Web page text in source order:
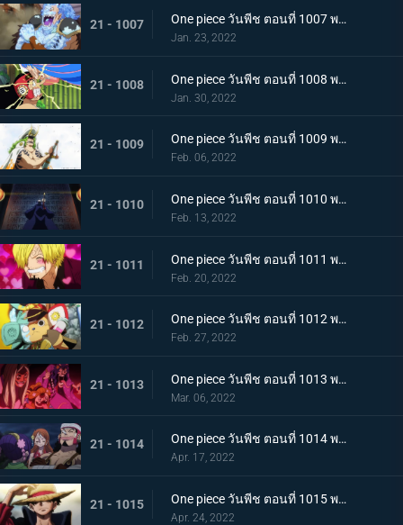
21 - 1007 One piece วันพีช ตอนที่ 1007 พากย์ไทย การไล่ล่าของโซโล! อสูรน้ำแข็ง in เกมไล่จับ
Jan. 23, 2022
21 - 1008 One piece วันพีช ตอนที่ 1008 พากย์ไทย นามิยอมจำนน ท่าเฮดบลัดของอุลติ
Jan. 30, 2022
21 - 1009 One piece วันพีช ตอนที่ 1009 พากย์ไทย ซาซากิรุกหนัก หน่วยรบหุ้มเกราะปะทะยามาโตะ
Feb. 06, 2022
21 - 1010 One piece วันพีช ตอนที่ 1010 พากย์ไทย ทลายอสูรน้ำแข็ง แผนเพลิงของช็อปเปอร์!
Feb. 13, 2022
21 - 1011 One piece วันพีช ตอนที่ 1011 พากย์ไทย ดีก็แย่แล้ว! แมงมุมล่อลวงซันจิ
Feb. 20, 2022
21 - 1012 One piece วันพีช ตอนที่ 1012 พากย์ไทย เดินหมากผิดเกม! เพลิงของนกอมตะมัลโก้
Feb. 27, 2022
21 - 1013 One piece วันพีช ตอนที่ 1013 พากย์ไทย อดีตของยาโมโตะ ชายผู้หมายหัว 4 จักรพรรดิ
Mar. 06, 2022
21 - 1014 One piece วันพีช ตอนที่ 1014 พากย์ไทย น้ำตาของมัลโก้! สายสัมพันธ์ของกลุ่มโจรสลัดหนวดขาว
Apr. 17, 2022
21 - 1015 One piece วันพีช ตอนที่ 1015 พากย์ไทย ลูฟี่หมวกฟาง ชายผู้ที่จะเป็นราชาโจรสลัด
Apr. 24, 2022